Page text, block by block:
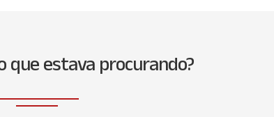
que estava procurando?